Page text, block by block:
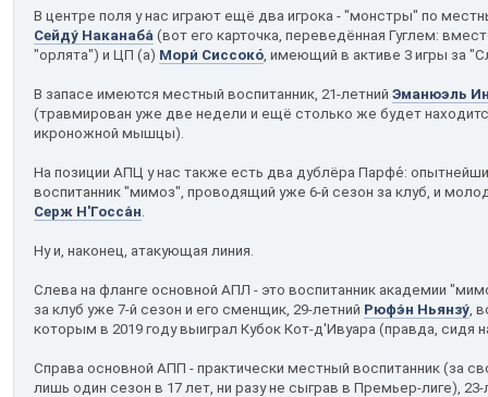
В центре поля у нас играют ещё два игрока - "монстры" по
Сейду́ Наканаба́ (вот его карточка, переведённая Гуглем:
"орлята") и ЦП (а) Мори́ Сиссокó , имеющий в активе 3 игры за
В запасе имеются местный воспитанник, 21-летний Эманюэль
(травмирован уже две недели и ещё столько же будет
икроножной мышцы).
На позиции АПЦ у нас также есть два дублёра Парфе́:
воспитанник "мимоз", проводящий уже 6-й сезон за клуб, и
Серж Н'Госса́н
Ну и, наконец, атакующая линия.
Слева на фланге основной АПЛ - это воспитанник академии
за клуб уже 7-й сезон и его сменщик, 29-летний Рюфэ́н Ньянзу́ ,
которым в 2019 году выиграл Кубок Кот-д'Ивуара (правда, сидя
Справа основной АПП - практически местный воспитанник (за
лишь один сезон в 17 лет, ни разу не сыграв в Премьер-лиге),